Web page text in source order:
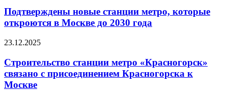
Подтверждены новые станции метро, которые
откроются в Москве до 2030 года
23.12.2025
Строительство станции метро «Красногорск»
связано с присоединением Красногорска к
Москве